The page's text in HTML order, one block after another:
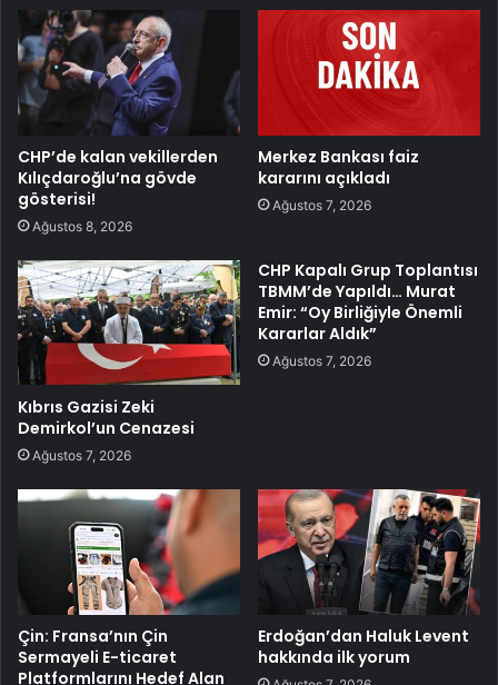
CHP’de kalan vekillerden
Kılıçdaroğlu’na gövde
gösterisi!
Ağustos 8, 2026
Merkez Bankası faiz
kararını açıkladı
Ağustos 7, 2026
Kıbrıs Gazisi Zeki
Demirkol’un Cenazesi
Ağustos 7, 2026
CHP Kapalı Grup Toplantısı
TBMM’de Yapıldı… Murat
Emir: “Oy Birliğiyle Önemli
Kararlar Aldık”
Ağustos 7, 2026
Çin: Fransa’nın Çin
Sermayeli E-ticaret
Platformlarını Hedef Alan
Erdoğan’dan Haluk Levent
hakkında ilk yorum